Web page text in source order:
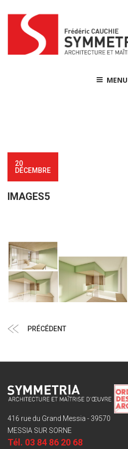
content
MENU
20
DÉCEMBRE
IMAGES5
de
Article
PRÉCÉDENT
416 rue du Grand Messia - 39570
MESSIA SUR SORNE
Tél. 03 84 86 20 68